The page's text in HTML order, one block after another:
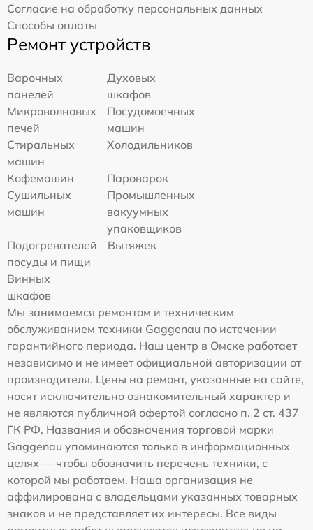
Согласие на обработку персональных данных
Способы оплаты
Ремонт устройств
Варочных
панелей
Духовых
шкафов
Микроволновых
печей
Посудомоечных
машин
Стиральных
машин
Холодильников
Кофемашин
Пароварок
Сушильных
машин
Промышленных
вакуумных
упаковщиков
Подогревателей
посуды и пищи
Вытяжек
Винных
шкафов
Мы занимаемся ремонтом и техническим
обслуживанием техники Gaggenau по истечении
гарантийного периода. Наш центр в Омске работает
независимо и не имеет официальной авторизации от
производителя. Цены на ремонт, указанные на сайте,
носят исключительно ознакомительный характер и
не являются публичной офертой согласно п. 2 ст. 437
ГК РФ. Названия и обозначения торговой марки
Gaggenau упоминаются только в информационных
целях — чтобы обозначить перечень техники, с
которой мы работаем. Наша организация не
аффилирована с владельцами указанных товарных
знаков и не представляет их интересы. Все виды